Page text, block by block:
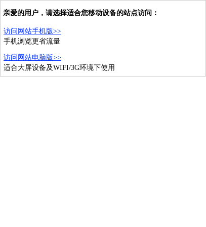
亲爱的用户，请选择适合您移动设备的站点访问：
访问网站手机版>>
手机浏览更省流量
访问网站电脑版>>
适合大屏设备及WIFI/3G环境下使用